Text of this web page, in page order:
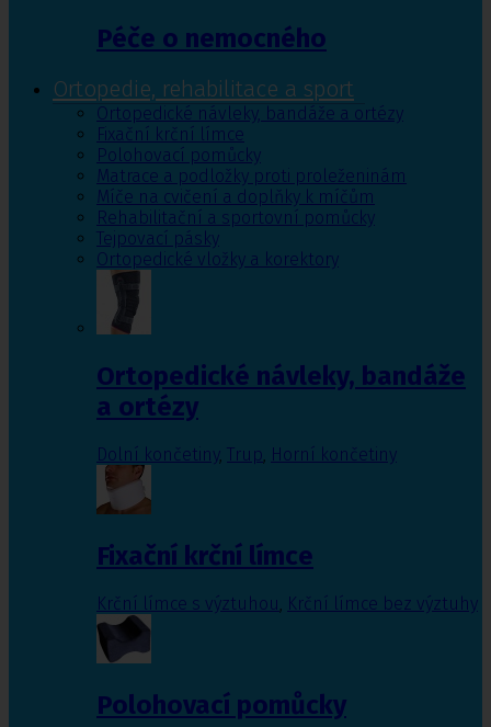
Péče o nemocného
Ortopedie, rehabilitace a sport
Ortopedické návleky, bandáže a ortézy
Fixační krční límce
Polohovací pomůcky
Matrace a podložky proti proleženinám
Míče na cvičení a doplňky k míčům
Rehabilitační a sportovní pomůcky
Tejpovací pásky
Ortopedické vložky a korektory
Ortopedické návleky, bandáže
a ortézy
Dolní končetiny, Trup, Horní končetiny
Fixační krční límce
Krční límce s výztuhou Krční límce bez výztuhy
Polohovací pomůcky